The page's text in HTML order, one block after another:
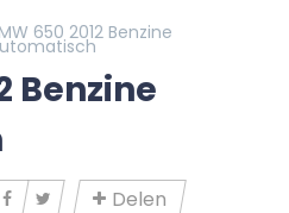
650 2012 Benzine
Benzine
Delen